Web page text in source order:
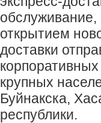
обслуживание,
открытием
доставки
крупных
Буйнакска,
республики.